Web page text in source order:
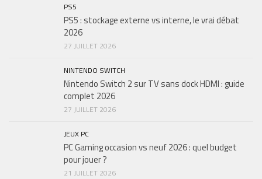
PS5
PS5 : stockage externe vs interne, le vrai débat
2026
27 JUILLET 2026
NINTENDO SWITCH
Nintendo Switch 2 sur TV sans dock HDMI : guide
complet 2026
27 JUILLET 2026
JEUX PC
PC Gaming occasion vs neuf 2026 : quel budget
pour jouer ?
21 JUILLET 2026